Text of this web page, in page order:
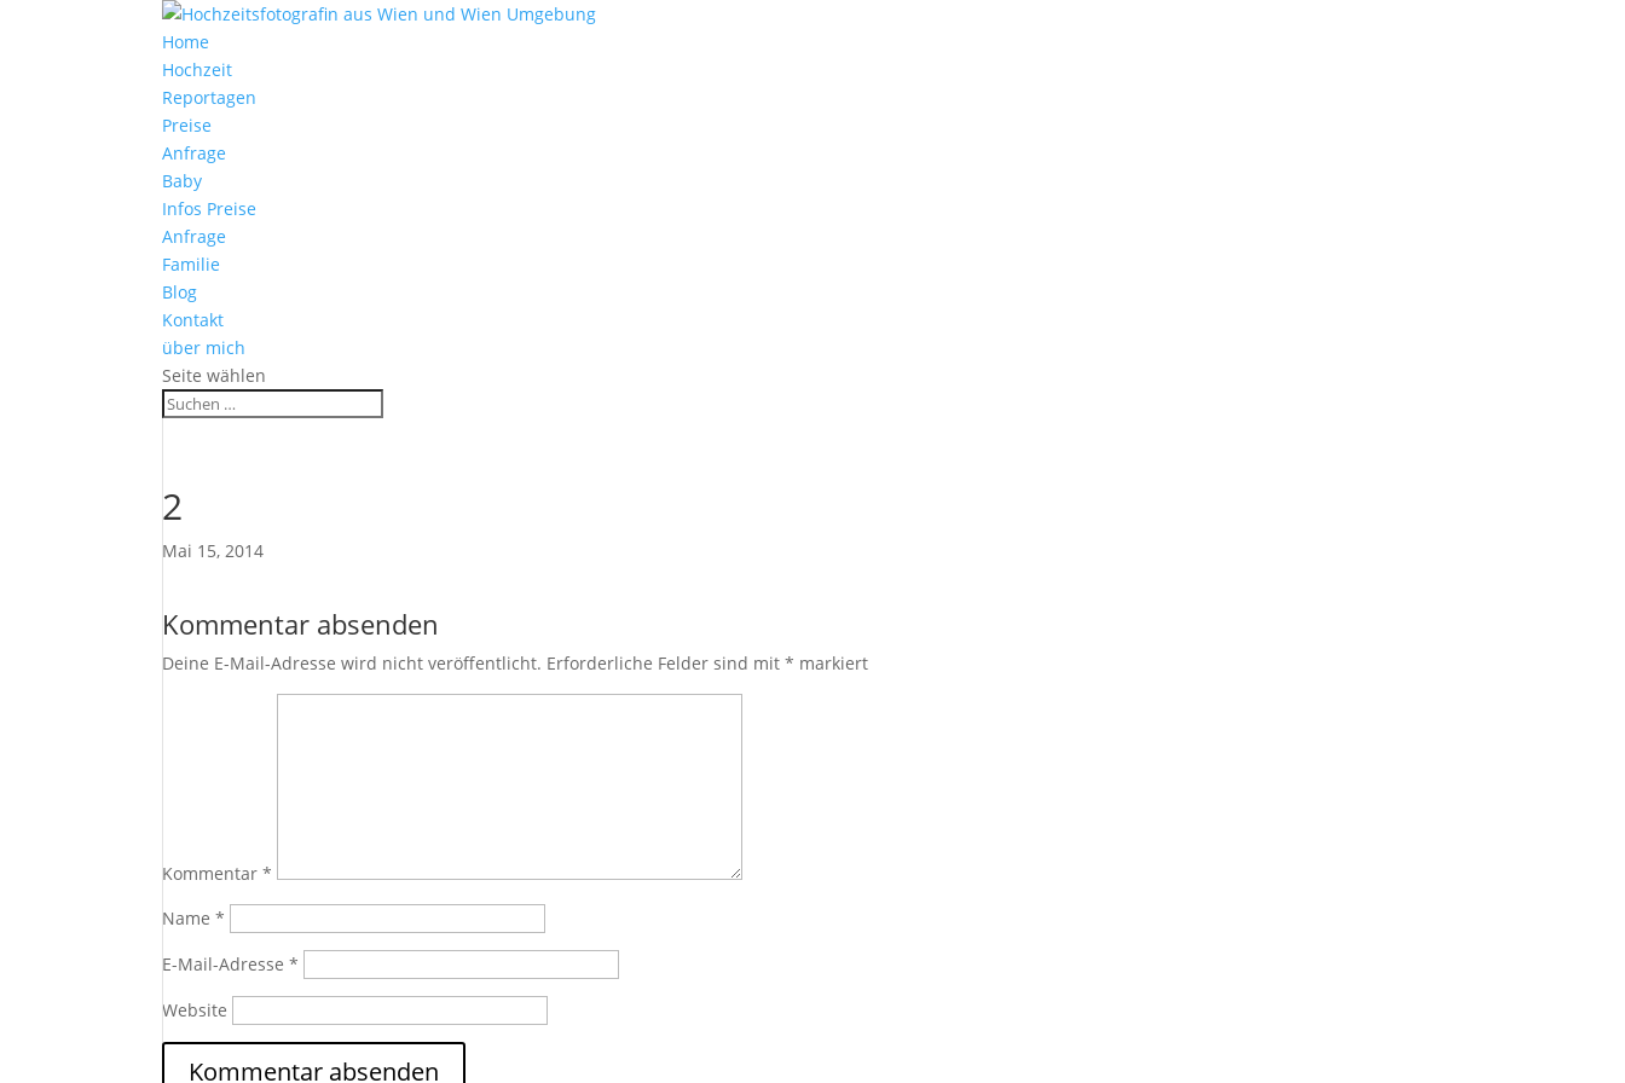
Home
Hochzeit
Reportagen
Preise
Anfrage
Baby
Infos Preise
Anfrage
Familie
Blog
Kontakt
über mich
Seite wählen
2
Mai 15, 2014
Kommentar absenden
Deine E-Mail-Adresse wird nicht veröffentlicht. Erforderliche Felder sind mit* markiert
Kommentar*
Name*
E-Mail-Adresse*
Website